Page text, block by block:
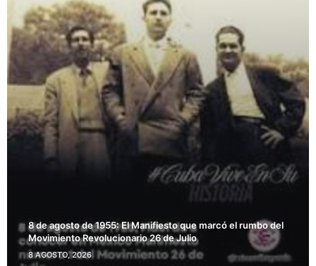
8 de agosto de 1955: El Manifiesto que marcó el rumbo del
Movimiento Revolucionario 26 de Julio
8 AGOSTO, 2026